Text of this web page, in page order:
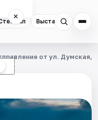
Выставки
×
☾
от ул. Думская,